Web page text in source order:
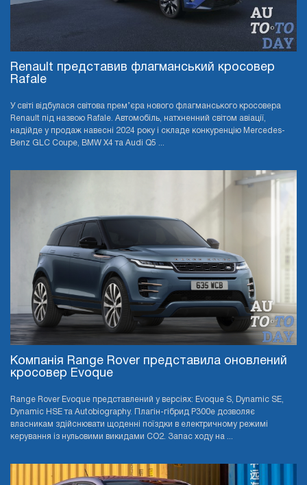
Renault представив флагманський кросовер
Rafale
У світі відбулася світова прем’єра нового флагманського кросовера
Renault під назвою Rafale. Автомобіль, натхненний світом авіації,
надійде у продаж навесні 2024 року і складе конкуренцію Mercedes-
Benz GLC Coupe, BMW X4 та Audi Q5 ...
Компанія Range Rover представила оновлений
кросовер Evoque
Range Rover Evoque представлений у версіях: Evoque S, Dynamic SE,
Dynamic HSE та Autobiography. Плагін-гібрид P300e дозволяє
власникам здійснювати щоденні поїздки в електричному режимі
керування із нульовими викидами CO2. Запас ходу на ...